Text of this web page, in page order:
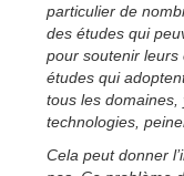
particulier de
des études qui
pour soutenir leurs
études qui
tous les domaines,
technologies,
Cela peut donner